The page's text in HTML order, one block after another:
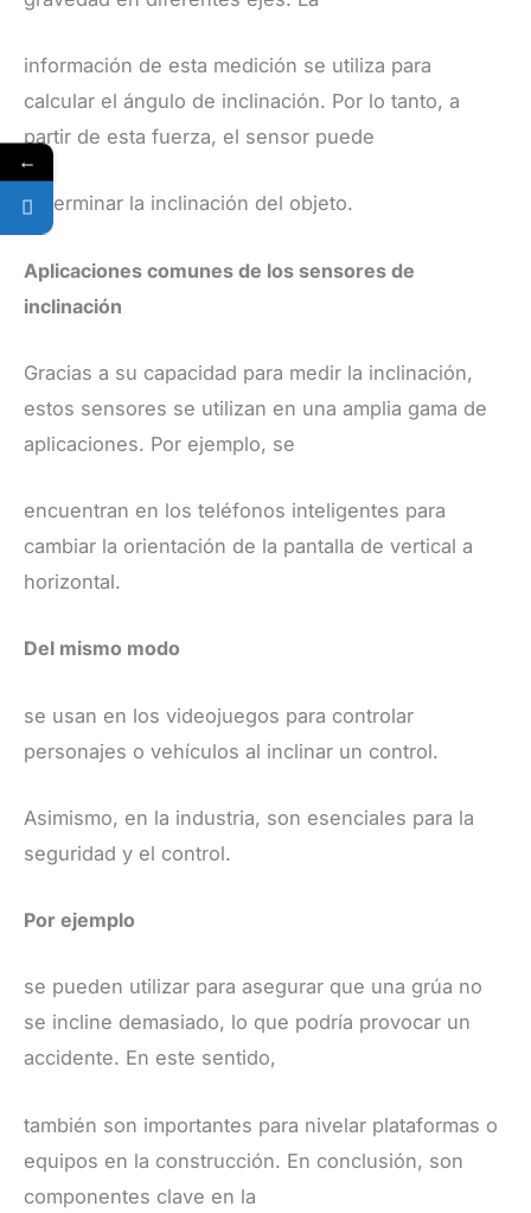
información de esta medición se utiliza para
calcular el ángulo de inclinación. Por lo tanto, a
partir de esta fuerza, el sensor puede
determinar la inclinación del objeto.
​Aplicaciones comunes de los sensores de
inclinación
​Gracias a su capacidad para medir la inclinación,
estos sensores se utilizan en una amplia gama de
aplicaciones. Por ejemplo, se
encuentran en los teléfonos inteligentes para
cambiar la orientación de la pantalla de vertical a
horizontal.
Del mismo modo
se usan en los videojuegos para controlar
personajes o vehículos al inclinar un control.
​Asimismo, en la industria, son esenciales para la
seguridad y el control.
Por ejemplo
se pueden utilizar para asegurar que una grúa no
se incline demasiado, lo que podría provocar un
accidente. En este sentido,
también son importantes para nivelar plataformas o
equipos en la construcción. En conclusión, son
componentes clave en la
←